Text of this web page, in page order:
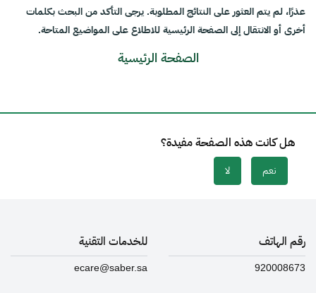
عذرًا، لم يتم العثور على النتائج المطلوبة. يرجى التأكد من البحث بكلمات
أخرى أو الانتقال إلى الصفحة الرئيسية للاطلاع على المواضيع المتاحة.
الصفحة الرئيسية
هل كانت هذه الصفحة مفيدة؟
نعم لا
رقم الهاتف
920008673
للخدمات التقنية
ecare@saber.sa